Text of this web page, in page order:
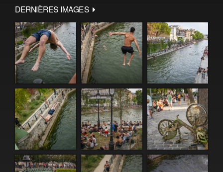
DERNIÈRES IMAGES